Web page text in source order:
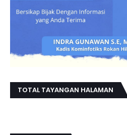
TOTAL TAYANGAN HALAMAN